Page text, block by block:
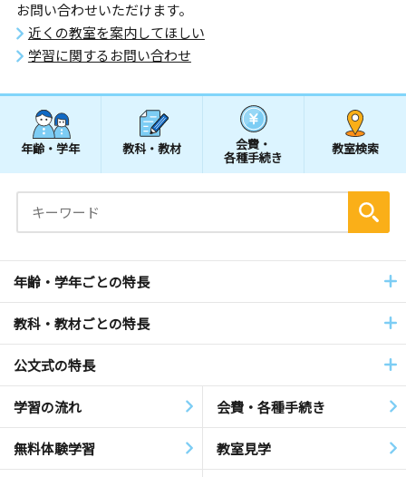
お問い合わせいただけます。
近くの教室を案内してほしい
学習に関するお問い合わせ
年齢・学年 教科・教材 会費・
各種手続き
教室検索
年齢・学年ごとの特長
教科・教材ごとの特長
公文式の特長
学習の流れ 会費・各種手続き
無料体験学習 教室見学